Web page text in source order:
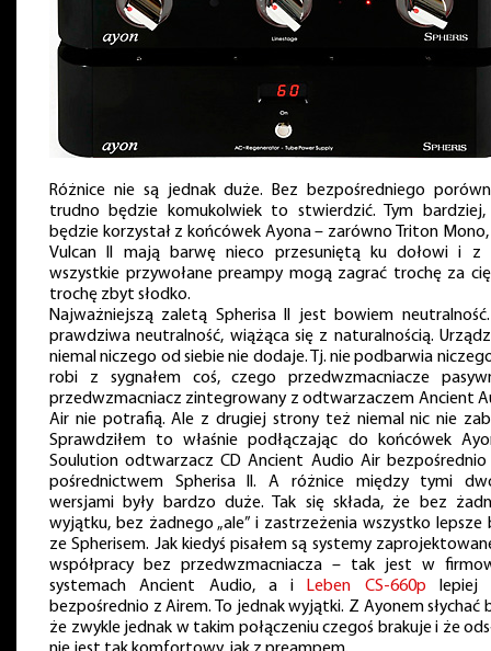
Różnice nie są jednak duże. Bez bezpośredniego
trudno będzie komukolwiek to stwierdzić. Tym bardziej,
będzie korzystał z końcówek Ayona – zarówno Triton Mono,
Vulcan II mają barwę nieco przesuniętą ku dołowi i z
wszystkie przywołane preampy mogą zagrać trochę za
trochę zbyt słodko.
Najważniejszą zaletą Spherisa II jest bowiem
prawdziwa neutralność, wiążąca się z naturalnością.
niemal niczego od siebie nie dodaje. Tj. nie podbarwia
robi z sygnałem coś, czego przedwzmacniacze
przedwzmacniacz zintegrowany z odtwarzaczem Ancient
Air nie potrafią. Ale z drugiej strony też niemal nic nie
Sprawdziłem to właśnie podłączając do końcówek
Soulution odtwarzacz CD Ancient Audio Air
pośrednictwem Spherisa II. A różnice między tymi
wersjami były bardzo duże. Tak się składa, że bez
wyjątku, bez żadnego „ale” i zastrzeżenia wszystko lepsze
ze Spherisem. Jak kiedyś pisałem są systemy
współpracy bez przedwzmacniacza – tak jest w
systemach Ancient Audio, a i
Leben CS-660p lepiej
bezpośrednio z Airem. To jednak wyjątki. Z Ayonem słychać
że zwykle jednak w takim połączeniu czegoś brakuje i że